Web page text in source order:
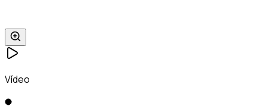
Vídeo